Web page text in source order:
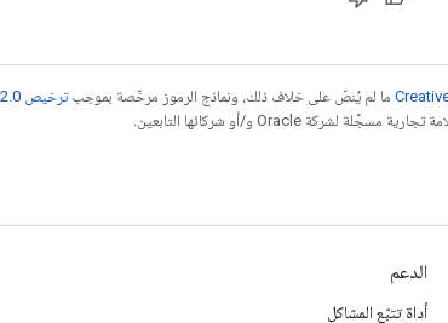
ما لم يُنصّ على خلاف ذلك، ونماذج الرموز مرخّصة بموجبترخيص Apache 2.0‏
الدعم
أداة تتبّع المشاكل